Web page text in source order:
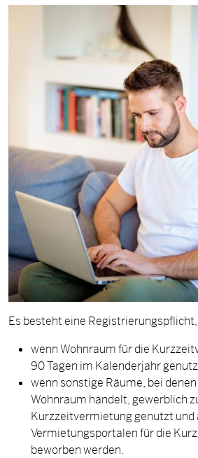
Es besteht eine Registrierungspflicht,
wenn Wohnraum für die
90 Tagen im Kalenderjahr
wenn sonstige Räume, bei
Wohnraum handelt, gewerblich
Kurzzeitvermietung genutzt und
Vermietungsportalen für die
beworben werden.